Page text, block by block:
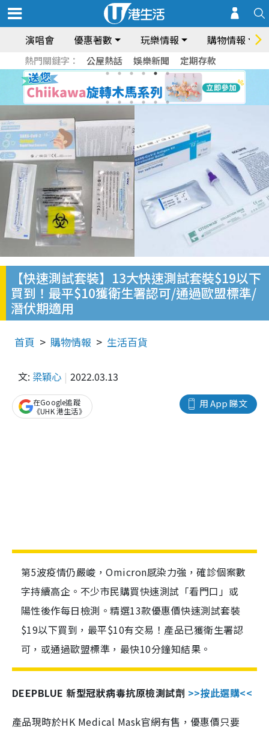
演唱會 優惠著數 玩樂情報 購物情報
熱門關鍵字： 公屋熱話 娛樂新聞 定期存款
【快速測試套裝】13大快速測試套裝$19以下
買到！最平$10獲衛生署認可/通過歐盟標準/
潛伏期適用
首頁 購物情報 生活百貨
文: 梁穎心 2022.03.13
用 App 睇文
在Google追蹤
《UHK 港生活》
第5波疫情仍嚴峻，Omicron感染力強，確診個案數
字持續高企。不少市民購買快速測試「看門口」或
陽性後作每日檢測。精選13款優惠價快速測試套裝
$19以下買到，最平$10有交易！產品已獲衛生署認
可，或通過歐盟標準，最快10分鐘知結果。
DEEPBLUE 新型冠狀病毒抗原檢測試劑 >>按此選購<<
產品現時於HK Medical Mask官網有售，優惠價只要